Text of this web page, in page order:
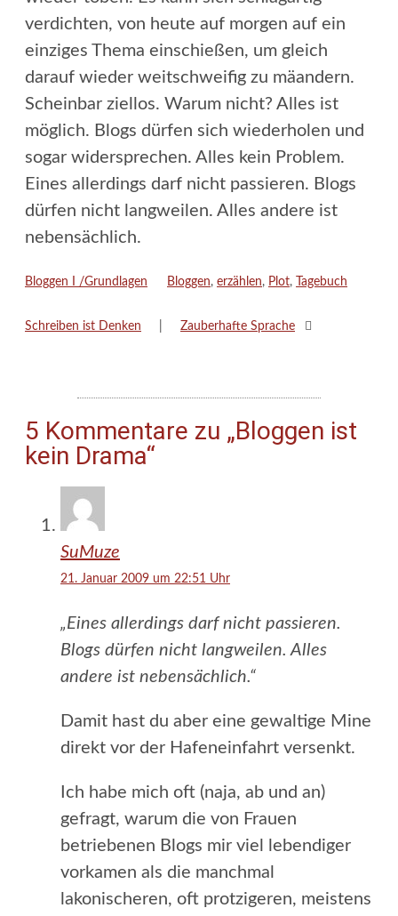
verdichten, von heute auf morgen auf ein
einziges Thema einschießen, um gleich
darauf wieder weitschweifig zu mäandern.
Scheinbar ziellos. Warum nicht? Alles ist
möglich. Blogs dürfen sich wiederholen und
sogar widersprechen. Alles kein Problem.
Eines allerdings darf nicht passieren. Blogs
dürfen nicht langweilen. Alles andere ist
nebensächlich.
Kategorien
Bloggen I /Grundlagen Schlagwörter
Bloggen, erzählen, Plot, Tagebuch
Schreiben ist Denken Zauberhafte Sprache
5 Kommentare zu „Bloggen ist
kein Drama“
SuMuze
21. Januar 2009 um 22:51 Uhr
„Eines allerdings darf nicht passieren.
Blogs dürfen nicht langweilen. Alles
andere ist nebensächlich.“
Damit hast du aber eine gewaltige Mine
direkt vor der Hafeneinfahrt versenkt.
Ich habe mich oft (naja, ab und an)
gefragt, warum die von Frauen
betriebenen Blogs mir viel lebendiger
vorkamen als die manchmal
lakonischeren, oft protzigeren, meistens